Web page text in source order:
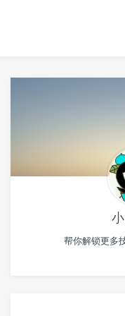
帮你解锁更多